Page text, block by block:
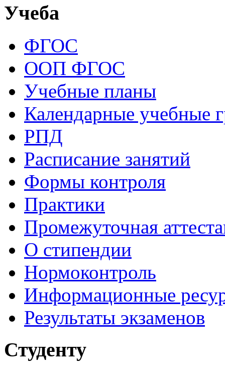
Учеба
ФГОС
ООП ФГОС
Учебные планы
Календарные учебные
РПД
Расписание занятий
Формы контроля
Практики
Промежуточная
О стипендии
Нормоконтроль
Информационные
Результаты экзаменов
Студенту